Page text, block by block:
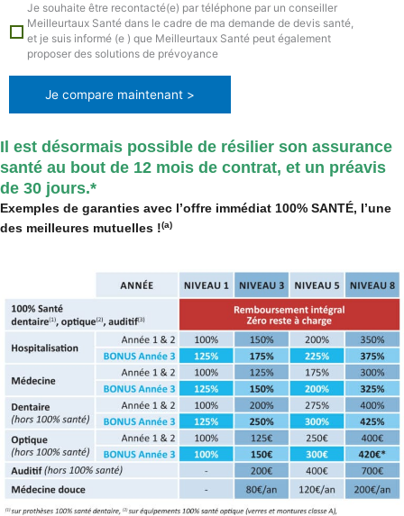
Il est désormais possible de résilier son assurance
santé au bout de 12 mois de contrat, et un préavis
de 30 jours.*
Exemples de garanties avec l’offre immédiat 100% SANTÉ, l’une
des meilleures mutuelles !(a)
Je souhaite être recontacté(e) par téléphone par un conseiller
Meilleurtaux Santé dans le cadre de ma demande de devis santé,
et je suis informé (e ) que Meilleurtaux Santé peut également
proposer des solutions de prévoyance
Je compare maintenant >